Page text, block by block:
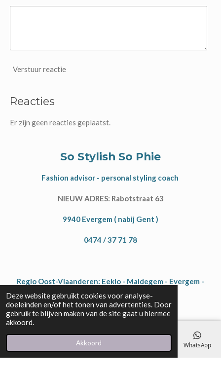
Deze website gebruikt cookies voor analyse-
doeleinden en/of het tonen van advertenties. Door
gebruik te blijven maken van de site gaat u hiermee
akkoord.
Akkoord
Verstuur reactie
Reacties
Er zijn geen reacties geplaatst.
So Stylish So Phie
Fashion advisor - personal styling coach
NIEUW ADRES: Rabotstraat 63
9940 Evergem ( nabij Gent )
0474 / 37 71 78
Regio Oost-Vlaanderen: Eeklo - Maldegem - Evergem -
Assenede - Gent - Drongen - Aalter - ...
© 2021 - 2026 So stylish So Phie
Powered byJouwWeb
Telefoonnummer WhatsApp